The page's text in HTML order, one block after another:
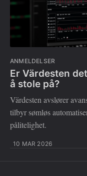
ANMELDELSER
Er Värdesten
å stole på?
Värdesten avslører
tilbyr sømløs
pålitelighet.
10 MAR 2026